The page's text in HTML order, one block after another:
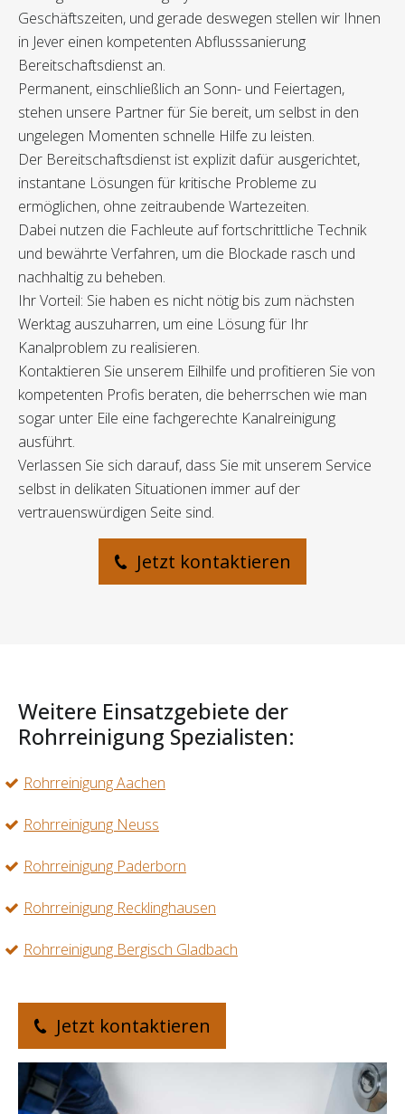
Geschäftszeiten, und gerade deswegen stellen wir Ihnen
in Jever einen kompetenten Abflusssanierung
Bereitschaftsdienst an.
Permanent, einschließlich an Sonn- und Feiertagen,
stehen unsere Partner für Sie bereit, um selbst in den
ungelegen Momenten schnelle Hilfe zu leisten.
Der Bereitschaftsdienst ist explizit dafür ausgerichtet,
instantane Lösungen für kritische Probleme zu
ermöglichen, ohne zeitraubende Wartezeiten.
Dabei nutzen die Fachleute auf fortschrittliche Technik
und bewährte Verfahren, um die Blockade rasch und
nachhaltig zu beheben.
Ihr Vorteil: Sie haben es nicht nötig bis zum nächsten
Werktag auszuharren, um eine Lösung für Ihr
Kanalproblem zu realisieren.
Kontaktieren Sie unserem Eilhilfe und profitieren Sie von
kompetenten Profis beraten, die beherrschen wie man
sogar unter Eile eine fachgerechte Kanalreinigung
ausführt.
Verlassen Sie sich darauf, dass Sie mit unserem Service
selbst in delikaten Situationen immer auf der
vertrauenswürdigen Seite sind.
Jetzt kontaktieren
Weitere Einsatzgebiete der
Rohrreinigung Spezialisten:
Rohrreinigung Aachen
Rohrreinigung Neuss
Rohrreinigung Paderborn
Rohrreinigung Recklinghausen
Rohrreinigung Bergisch Gladbach
Jetzt kontaktieren